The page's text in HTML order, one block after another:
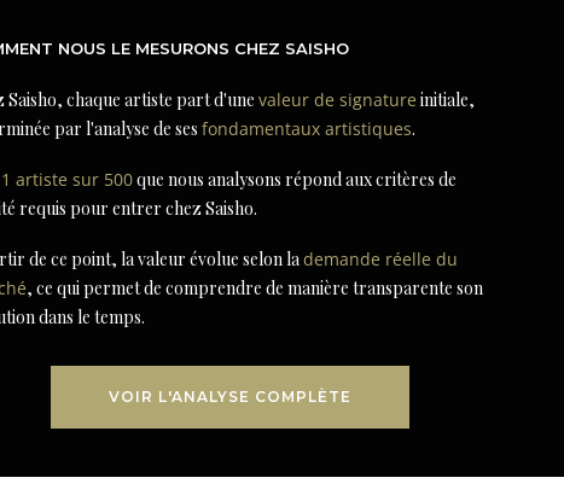
NOUS LE MESURONS CHEZ SAISHO
Saisho, chaque artiste part d'unevaleur de signature initiale,
par l'analyse de sesfondamentaux artistiques.
1 artiste sur 500que nous analysons répond aux critères de
requis pour entrer chez Saisho.
de ce point, la valeur évolue selon lademande réelle du
, ce qui permet de comprendre de manière transparente son
dans le temps.
VOIR L'ANALYSE COMPLÈTE